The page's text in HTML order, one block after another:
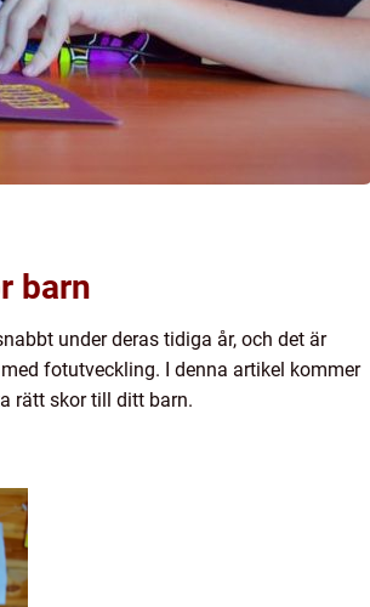
barn
under deras tidiga år, och det är
fotutveckling. I denna artikel kommer
rätt skor till ditt barn.